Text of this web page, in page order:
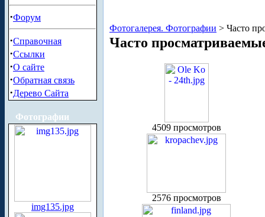
·Форум
·Справочная
·Ссылки
·О сайте
·Обратная связь
·Дерево Сайта
Фотографии
img135.jpg
Фотогалерея. Фотографии > Часто
Часто
4509 просмотров
2576 просмотров